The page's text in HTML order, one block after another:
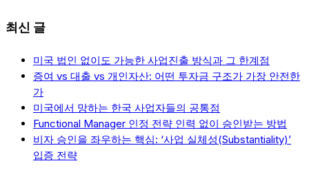
최신 글
미국 법인 없이도 가능한 사업진출 방식과 그 한계점
증여 vs 대출 vs 개인자산: 어떤 투자금 구조가 가장 안전한
가
미국에서 망하는 한국 사업자들의 공통점
Functional Manager 인정 전략 인력 없이 승인받는 방법
비자 승인을 좌우하는 핵심: ‘사업 실체성(Substantiality)’
입증 전략